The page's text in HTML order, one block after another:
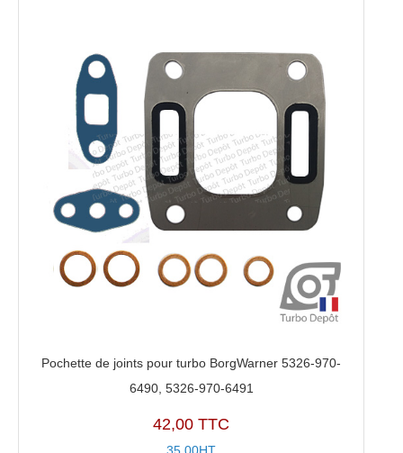
Pochette de joints pour turbo BorgWarner 5326-970-
6490, 5326-970-6491
42,00 TTC
35,00HT